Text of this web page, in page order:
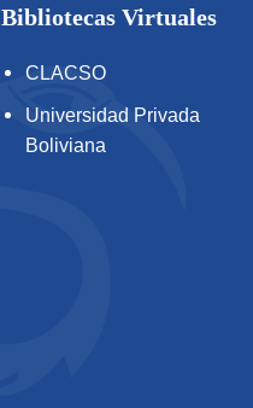
Bibliotecas Virtuales
CLACSO
Universidad Privada
Boliviana